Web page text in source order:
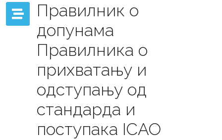
Правилник о
допунама
Правилника о
прихватању и
одступању од
стандарда и
поступака ICAO